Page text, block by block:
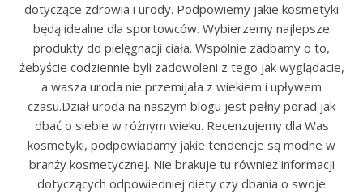
dotyczące zdrowia i urody. Podpowiemy jakie kosmetyki
będą idealne dla sportowców. Wybierzemy najlepsze
produkty do pielęgnacji ciała. Wspólnie zadbamy o to,
żebyście codziennie byli zadowoleni z tego jak wyglądacie,
a wasza uroda nie przemijała z wiekiem i upływem
czasu.Dział uroda na naszym blogu jest pełny porad jak
dbać o siebie w różnym wieku. Recenzujemy dla Was
kosmetyki, podpowiadamy jakie tendencje są modne w
branży kosmetycznej. Nie brakuje tu również informacji
dotyczących odpowiedniej diety czy dbania o swoje